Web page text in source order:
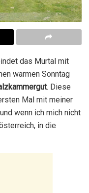
das Murtal mit
warmen Sonntag
. Diese
Mal mit meiner
wenn ich mich nicht
in die